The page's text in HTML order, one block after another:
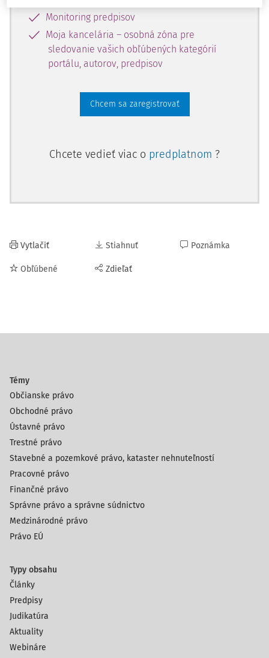
Monitoring predpisov
Moja kancelária – osobná zóna pre
sledovanie vašich obľúbených kategórií
portálu, autorov, predpisov
Chcem sa zaregistrovať
Chcete vedieť viac o predplatnom ?
Vytlačiť
Obľúbené
Stiahnuť
Zdieľať
Poznámka
Témy
Občianske právo
Obchodné právo
Ústavné právo
Trestné právo
Stavebné a pozemkové právo, kataster nehnuteľností
Pracovné právo
Finančné právo
Správne právo a správne súdnictvo
Medzinárodné právo
Právo EÚ
Typy obsahu
Články
Predpisy
Judikatúra
Aktuality
Webináre